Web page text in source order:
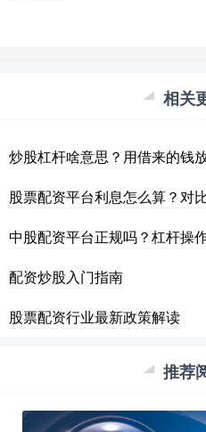
相关
炒股杠杆啥意思？用借来的钱
股票配资平台利息怎么算？对
中股配资平台正规吗？杠杆操
配资炒股入门指南
股票配资行业最新政策解读
推荐